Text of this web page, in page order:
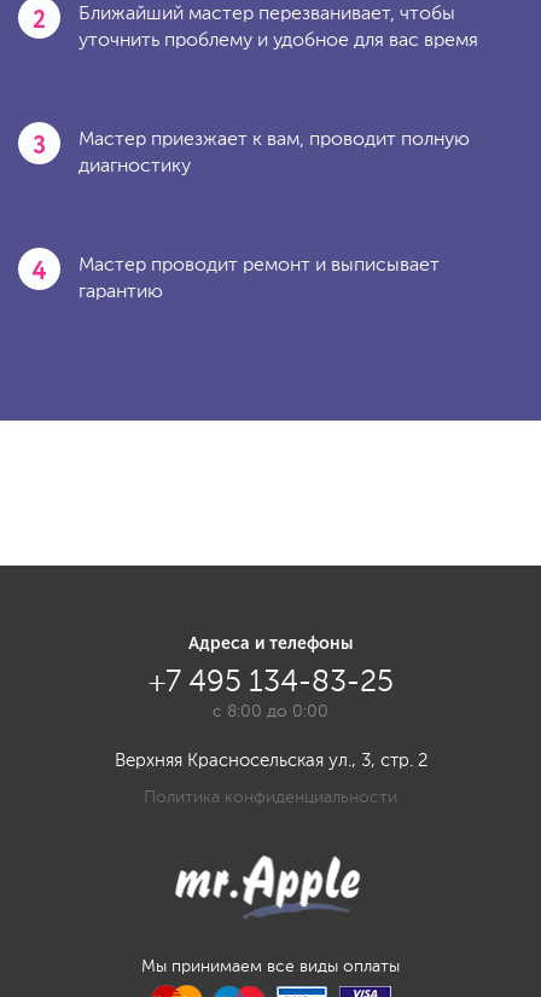
2
Ближайший мастер перезванивает, чтобы
уточнить проблему и удобное для вас время
3
Мастер приезжает к вам, проводит полную
диагностику
4
Мастер проводит ремонт и выписывает
гарантию
Мы принимаем все виды оплаты
Адреса и телефоны
+7 495 134-83-25
с 8:00 до 0:00
Верхняя Красносельская ул., 3, стр. 2
Политика конфиденциальности